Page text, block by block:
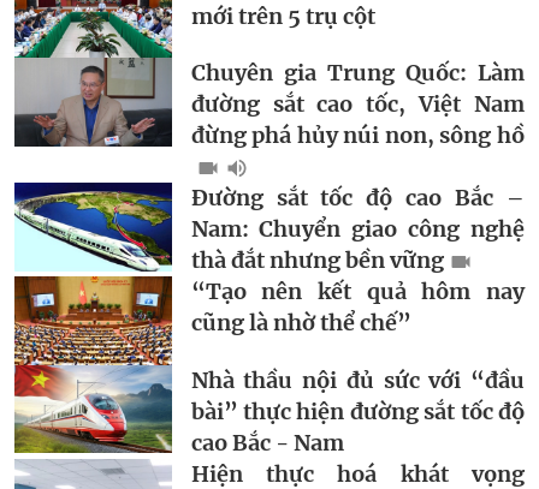
mới trên 5 trụ cột
Chuyên gia Trung Quốc: Làm
đường sắt cao tốc, Việt Nam
đừng phá hủy núi non, sông hồ
Đường sắt tốc độ cao Bắc –
Nam: Chuyển giao công nghệ
thà đắt nhưng bền vững
“Tạo nên kết quả hôm nay
cũng là nhờ thể chế”
Nhà thầu nội đủ sức với “đầu
bài” thực hiện đường sắt tốc độ
cao Bắc - Nam
Hiện thực hoá khát vọng